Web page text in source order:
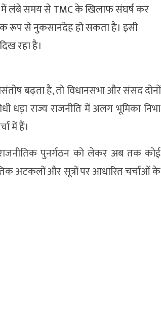
में लंबे समय से TMC के खिलाफ संघर्ष कर
रूप से नुकसानदेह हो सकता है। इसी
रहा है।
बढ़ता है, तो विधानसभा और संसद दोनों
राज्य राजनीति में अलग भूमिका निभा
में हैं।
पुनर्गठन को लेकर अब तक कोई
अटकलों और सूत्रों पर आधारित चर्चाओं के